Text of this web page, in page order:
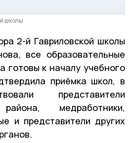
школы
2-й Гавриловской школы
все образовательные
готовы к началу учебного
приёмка школ, в
представители
медработники,
и представители других